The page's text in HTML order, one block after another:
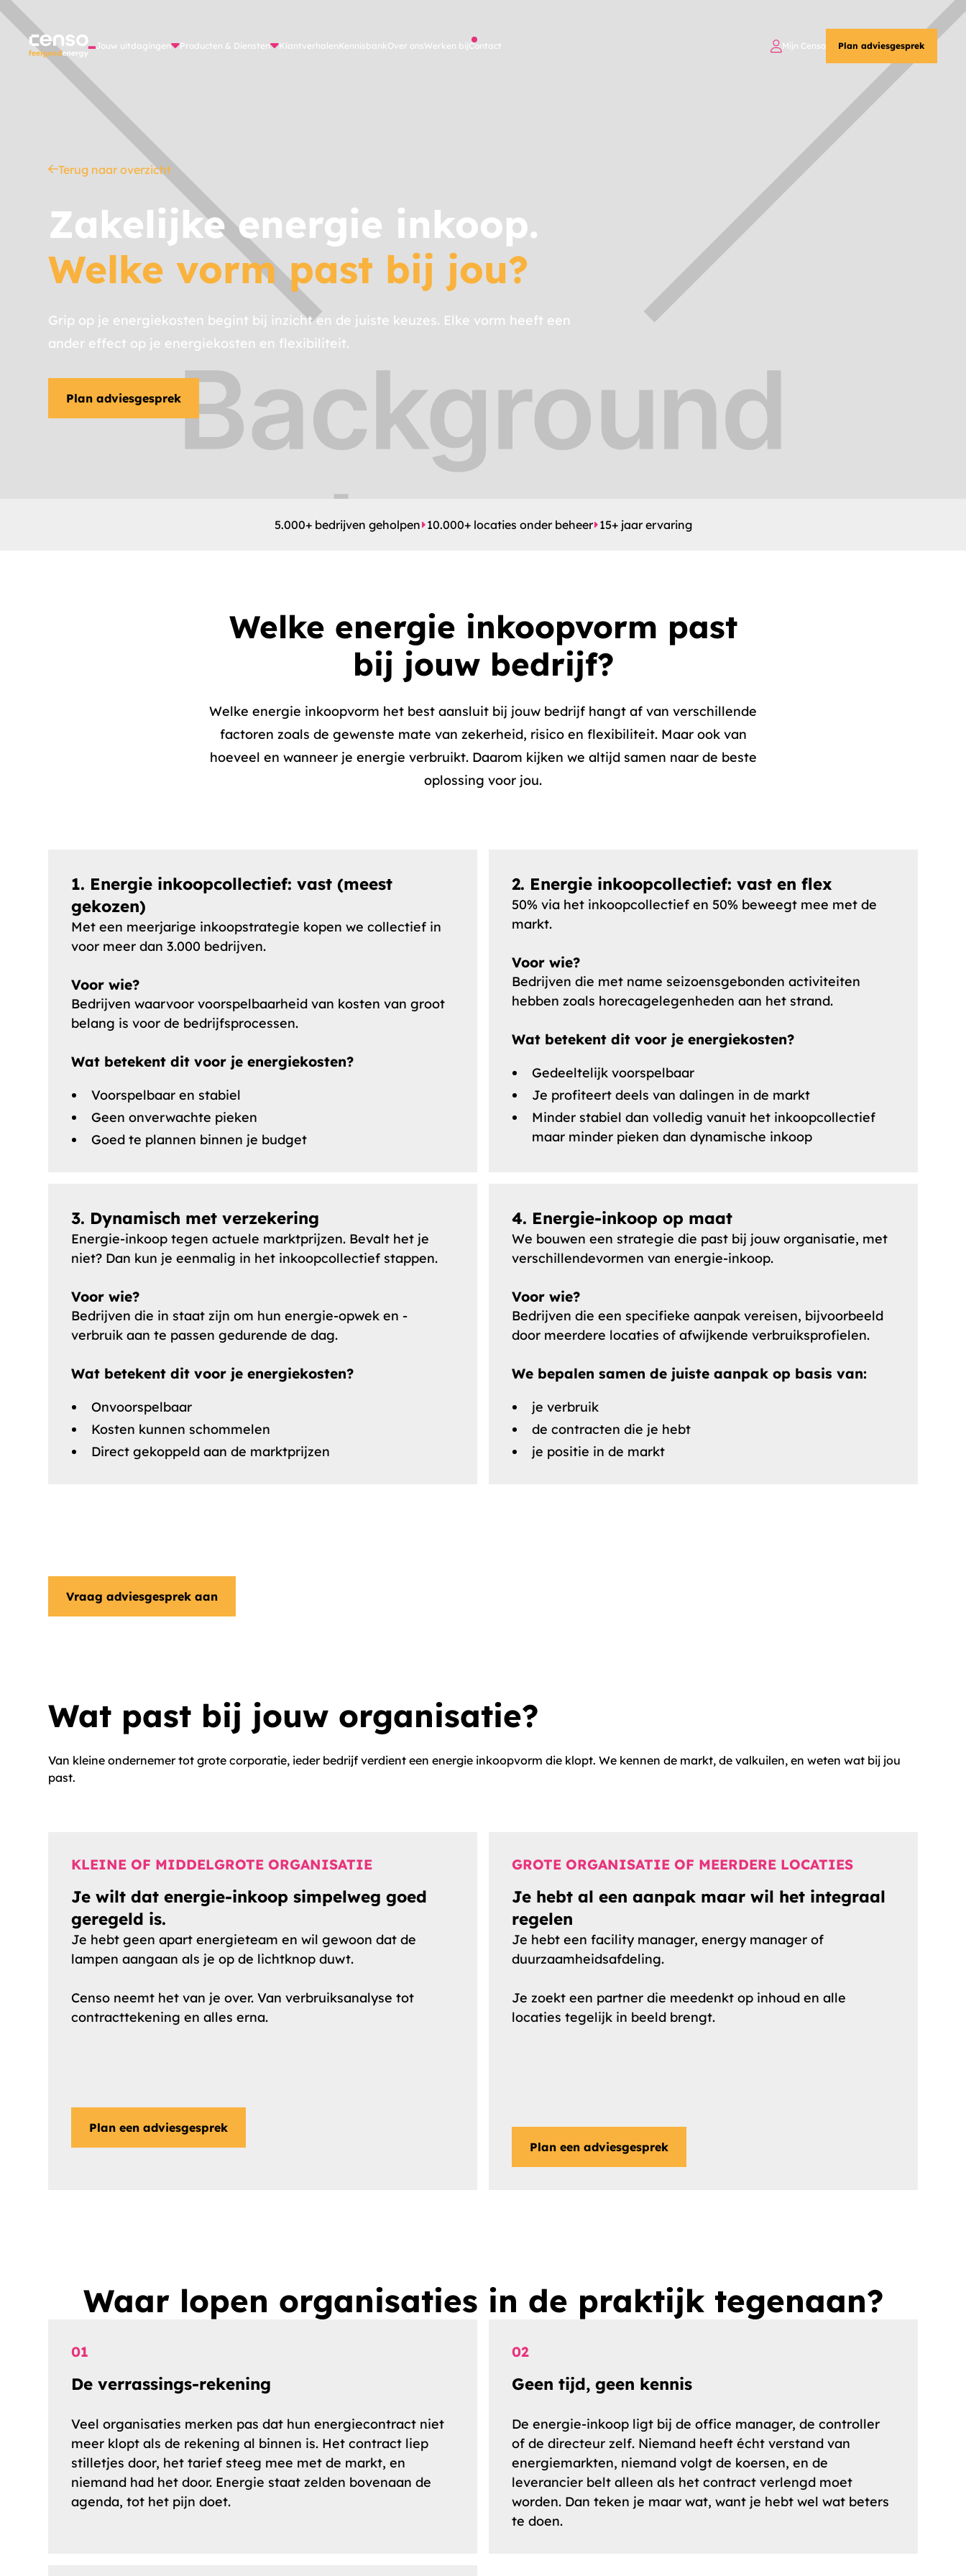
Jouw uitdagingen Producten & Diensten KlantverhalenKennisbankOver onsWerken bijContact Mijn Censo Plan adviesgesprek
Terug naar overzicht
Zakelijke energie inkoop.
Welke vorm past bij jou?
Grip op je energiekosten begint bij inzicht en de juiste keuzes. Elke vorm heeft een
ander effect op je energiekosten en flexibiliteit.
Plan adviesgesprek
5.000+ bedrijven geholpen 10.000+ locaties onder beheer 15+ jaar ervaring
Welke energie inkoopvorm past
bij jouw bedrijf?
Welke energie inkoopvorm het best aansluit bij jouw bedrijf hangt af van verschillende
factoren zoals de gewenste mate van zekerheid, risico en flexibiliteit. Maar ook van
hoeveel en wanneer je energie verbruikt. Daarom kijken we altijd samen naar de beste
oplossing voor jou.
1. Energie inkoopcollectief: vast (meest
gekozen)
Met een meerjarige inkoopstrategie kopen we collectief in
voor meer dan 3.000 bedrijven.
Voor wie?
Bedrijven waarvoor voorspelbaarheid van kosten van groot
belang is voor de bedrijfsprocessen.
Wat betekent dit voor je energiekosten?
Voorspelbaar en stabiel
Geen onverwachte pieken
Goed te plannen binnen je budget
2. Energie inkoopcollectief: vast en flex
50% via het inkoopcollectief en 50% beweegt mee met de
markt.
Voor wie?
Bedrijven die met name seizoensgebonden activiteiten
hebben zoals horecagelegenheden aan het strand.
Wat betekent dit voor je energiekosten?
Gedeeltelijk voorspelbaar
Je profiteert deels van dalingen in de markt
Minder stabiel dan volledig vanuit het inkoopcollectief
maar minder pieken dan dynamische inkoop
3. Dynamisch met verzekering
Energie-inkoop tegen actuele marktprijzen. Bevalt het je
niet? Dan kun je eenmalig in het inkoopcollectief stappen.
Voor wie?
Bedrijven die in staat zijn om hun energie-opwek en -
verbruik aan te passen gedurende de dag.
Wat betekent dit voor je energiekosten?
Onvoorspelbaar
Kosten kunnen schommelen
Direct gekoppeld aan de marktprijzen
4. Energie-inkoop op maat
We bouwen een strategie die past bij jouw organisatie, met
verschillendevormen van energie-inkoop.
Voor wie?
Bedrijven die een specifieke aanpak vereisen, bijvoorbeeld
door meerdere locaties of afwijkende verbruiksprofielen.
We bepalen samen de juiste aanpak op basis van:
je verbruik
de contracten die je hebt
je positie in de markt
Vraag adviesgesprek aan
Wat past bij jouw organisatie?
Van kleine ondernemer tot grote corporatie, ieder bedrijf verdient een energie inkoopvorm die klopt. We kennen de markt, de valkuilen, en weten wat bij jou
past.
KLEINE OF MIDDELGROTE ORGANISATIE
Je wilt dat energie-inkoop simpelweg goed
geregeld is.
Je hebt geen apart energieteam en wil gewoon dat de
lampen aangaan als je op de lichtknop duwt.
Censo neemt het van je over. Van verbruiksanalyse tot
contracttekening en alles erna.
Plan een adviesgesprek
GROTE ORGANISATIE OF MEERDERE LOCATIES
Je hebt al een aanpak maar wil het integraal
regelen
Je hebt een facility manager, energy manager of
duurzaamheidsafdeling.
Je zoekt een partner die meedenkt op inhoud en alle
locaties tegelijk in beeld brengt.
Plan een adviesgesprek
Waar lopen organisaties in de praktijk tegenaan?
01
De verrassings-rekening
Veel organisaties merken pas dat hun energiecontract niet
meer klopt als de rekening al binnen is. Het contract liep
stilletjes door, het tarief steeg mee met de markt, en
niemand had het door. Energie staat zelden bovenaan de
agenda, tot het pijn doet.
02
Geen tijd, geen kennis
De energie-inkoop ligt bij de office manager, de controller
of de directeur zelf. Niemand heeft écht verstand van
energiemarkten, niemand volgt de koersen, en de
leverancier belt alleen als het contract verlengd moet
worden. Dan teken je maar wat, want je hebt wel wat beters
te doen.